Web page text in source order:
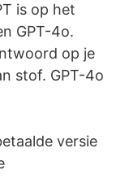
is op het
GPT-4o.
op je
stof. GPT-4o
versie